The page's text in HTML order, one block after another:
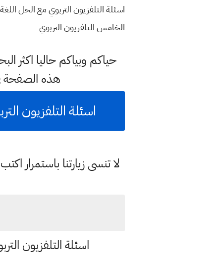
اسئلة التلفزيون التربوي مع الحل
الخامس التلفزيون التربوي
حياكم وبياكم حاليا اكثر
هذه الصفحة
اسئلة التلفزيون
لا تنسى زيارتنا باستمرار
اسئلة التلفزيون